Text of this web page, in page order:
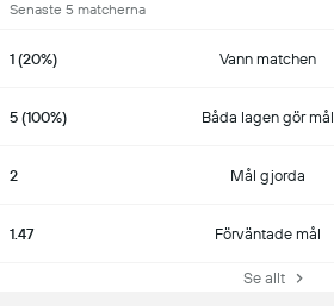
Senaste 5 matcherna
1 (20%) Vann matchen
5 (100%) Båda lagen gör mål
2 Mål gjorda
1.47 Förväntade mål
Se allt